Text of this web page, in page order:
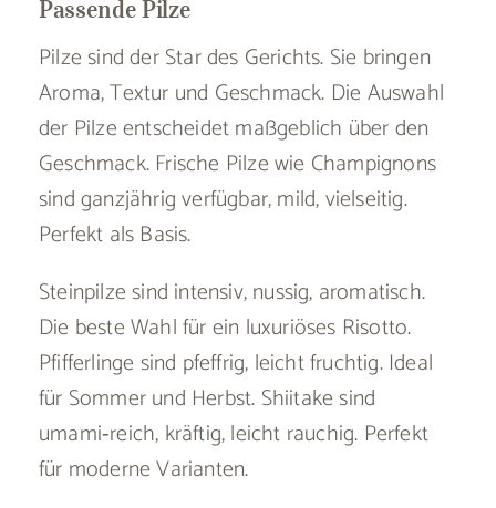
Passende Pilze
Pilze sind der Star des Gerichts. Sie bringen
Aroma, Textur und Geschmack. Die Auswahl
der Pilze entscheidet maßgeblich über den
Geschmack. Frische Pilze wie Champignons
sind ganzjährig verfügbar, mild, vielseitig.
Perfekt als Basis.
Steinpilze sind intensiv, nussig, aromatisch.
Die beste Wahl für ein luxuriöses Risotto.
Pfifferlinge sind pfeffrig, leicht fruchtig. Ideal
für Sommer und Herbst. Shiitake sind
umami‑reich, kräftig, leicht rauchig. Perfekt
für moderne Varianten.